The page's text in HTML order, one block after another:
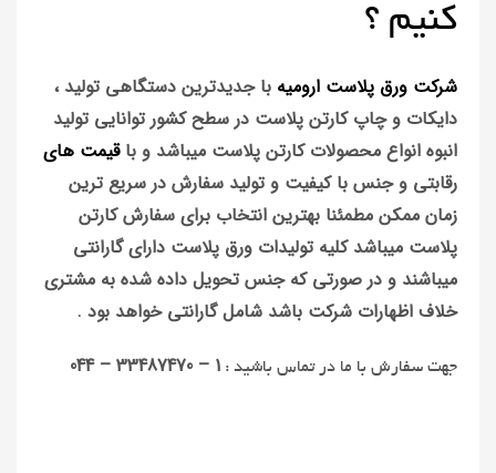
کنیم ؟
شرکت ورق پلاست ارومیه با جدیدترین دستگاهی تولید ،
دایکات و چاپ کارتن پلاست در سطح کشور توانایی تولید
انبوه انواع محصولات کارتن پلاست میباشد و باقیمت های
رقابتی و جنس با کیفیت و تولید سفارش در سریع ترین
زمان ممکن مطمئنا بهترین انتخاب برای سفارش کارتن
پلاست میباشد کلیه تولیدات ورق پلاست دارای گارانتی
میباشند و در صورتی که جنس تحویل داده شده به مشتری
خلاف اظهارات شرکت باشد شامل گارانتی خواهد بود .
جهت سفارش با ما در تماس باشید : 1 – 33487470 – 044